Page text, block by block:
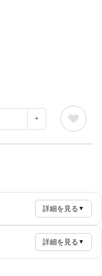
詳細を見る ▼
詳細を見る ▼